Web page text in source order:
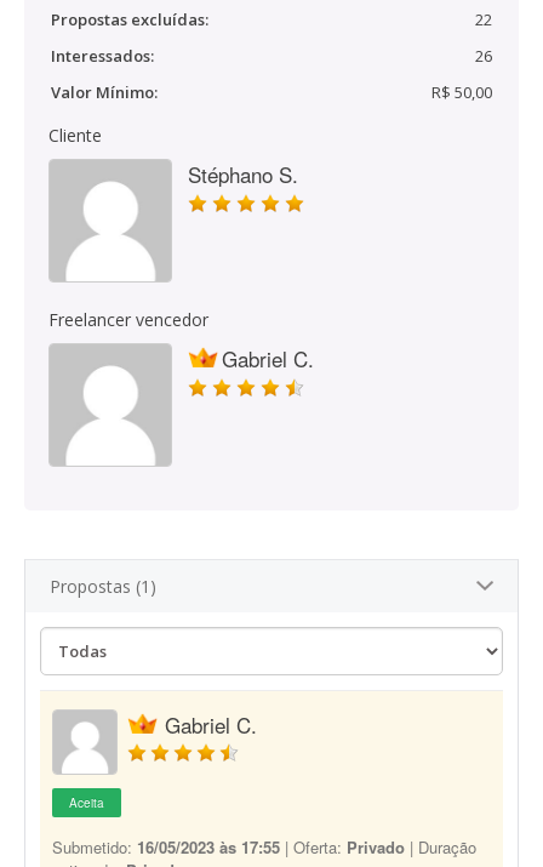
Propostas excluídas:
22
Interessados:
26
Valor Mínimo:
R$ 50,00
Cliente
Stéphano S.
Freelancer vencedor
Gabriel C.
Propostas (1)
Gabriel C.
Aceita
Submetido: 16/05/2023 às 17:55 | Oferta: Privado | Duração